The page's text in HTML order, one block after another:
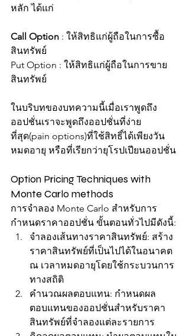
หลัก ได้แก่
Call Option : ให้สิทธิแก่ผู้ถือในการซื้อ
สินทรัพย์
Put Option : ให้สิทธิแก่ผู้ถือในการขาย
สินทรัพย์
ในบริบทของบทความนี้เมื่อเราพูดถึง
ออปชั่นเราจะพูดถึงออปชั่นที่ง่าย
ที่สุด(pain options)ที่ใช้สิทธิ์ได้เพียงวัน
หมดอายุ หรือที่เรียกว่ายุโรปเปียนออปชั่น
Option Pricing Techniques with
Monte Carlo methods
การจำลอง Monte Carlo สำหรับการ
กำหนดราคาออปชั่น ขั้นตอนทั่วไปมีดังนี้:
จำลองเส้นทางราคาสินทรัพย์: สร้าง
ราคาสินทรัพย์ที่เป็นไปได้ในอนาคต
ณ เวลาหมดอายุโดยใช้กระบวนการ
ทางสถิติ
คำนวณผลตอบแทน: กำหนดผล
ตอบแทนของออปชั่นสำหรับราคา
สินทรัพย์ที่จำลองแต่ละรายการ